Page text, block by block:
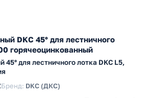
DKC 45° для лестничного
горячеоцинкованный
45° для лестничного лотка DKC L5,
Бренд: DKC (ДКС)